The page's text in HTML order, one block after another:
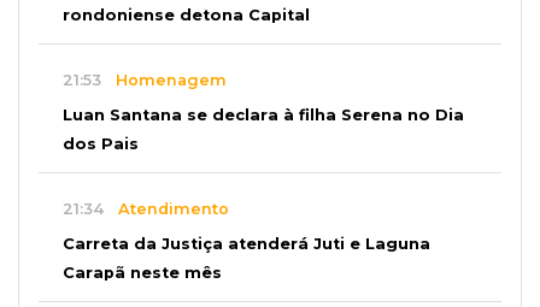
rondoniense detona Capital
21:53 Homenagem
Luan Santana se declara à filha Serena no Dia
dos Pais
21:34 Atendimento
Carreta da Justiça atenderá Juti e Laguna
Carapã neste mês